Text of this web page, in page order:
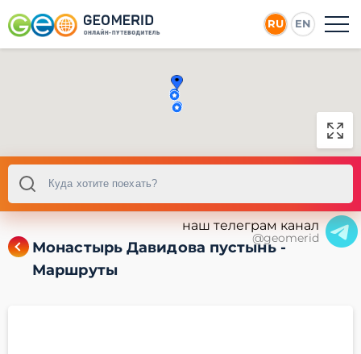
RU EN
наш телеграм канал
@geomerid
Монастырь Давидова пустынь -
Маршруты